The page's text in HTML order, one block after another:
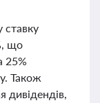
ставку
що
25%
Також
дивідендів,